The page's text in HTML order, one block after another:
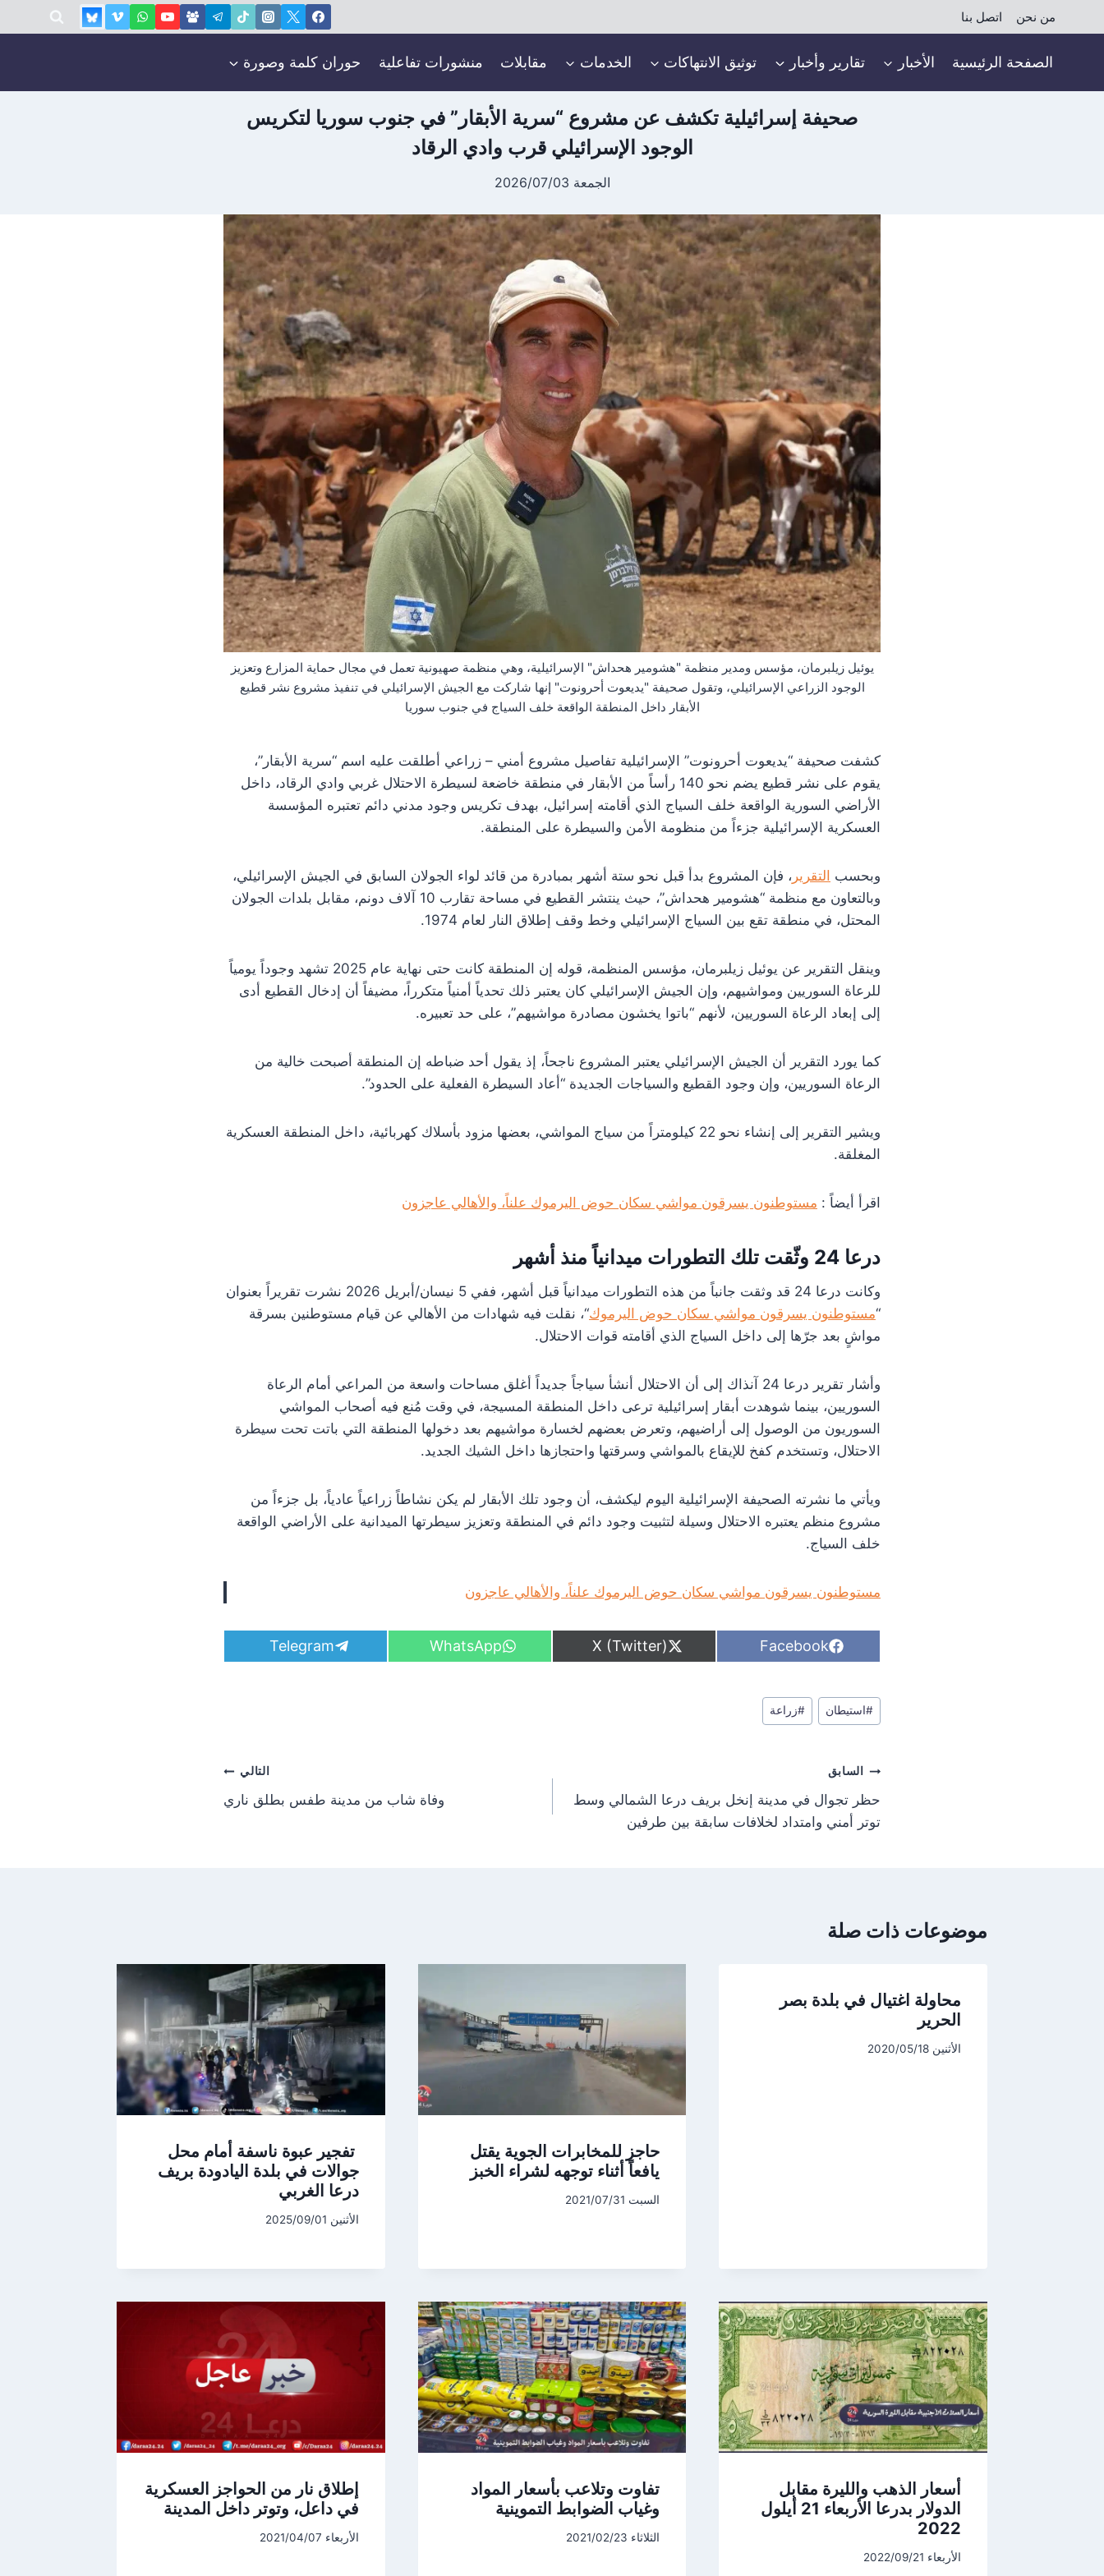
إلى
من نحن اتصل بنا
الصفحة الرئيسية الأخبار تقارير وأخبار توثيق الانتهاكات الخدمات مقابلات منشورات تفاعلية حوران كلمة وصورة
صحيفة إسرائيلية تكشف عن مشروع “سرية الأبقار” في جنوب سوريا لتكريس
الوجود الإسرائيلي قرب وادي الرقاد
الجمعة 2026/07/03
يوئيل زيلبرمان، مؤسس ومدير منظمة "هشومير هحداش" الإسرائيلية، وهي منظمة صهيونية تعمل في مجال حماية المزارع وتعزيز
الوجود الزراعي الإسرائيلي، وتقول صحيفة "يديعوت أحرونوت" إنها شاركت مع الجيش الإسرائيلي في تنفيذ مشروع نشر قطيع
الأبقار داخل المنطقة الواقعة خلف السياج في جنوب سوريا
كشفت صحيفة “يديعوت أحرونوت” الإسرائيلية تفاصيل مشروع أمني – زراعي أطلقت عليه اسم “سرية الأبقار”،
يقوم على نشر قطيع يضم نحو 140 رأساً من الأبقار في منطقة خاضعة لسيطرة الاحتلال غربي وادي الرقاد، داخل
الأراضي السورية الواقعة خلف السياج الذي أقامته إسرائيل، بهدف تكريس وجود مدني دائم تعتبره المؤسسة
العسكرية الإسرائيلية جزءاً من منظومة الأمن والسيطرة على المنطقة.
وبحسب التقرير ، فإن المشروع بدأ قبل نحو ستة أشهر بمبادرة من قائد لواء الجولان السابق في الجيش الإسرائيلي،
وبالتعاون مع منظمة “هشومير هحداش”، حيث ينتشر القطيع في مساحة تقارب 10 آلاف دونم، مقابل بلدات الجولان
المحتل، في منطقة تقع بين السياج الإسرائيلي وخط وقف إطلاق النار لعام 1974.
وينقل التقرير عن يوئيل زيلبرمان، مؤسس المنظمة، قوله إن المنطقة كانت حتى نهاية عام 2025 تشهد وجوداً يومياً
للرعاة السوريين ومواشيهم، وإن الجيش الإسرائيلي كان يعتبر ذلك تحدياً أمنياً متكرراً، مضيفاً أن إدخال القطيع أدى
إلى إبعاد الرعاة السوريين، لأنهم “باتوا يخشون مصادرة مواشيهم”، على حد تعبيره.
كما يورد التقرير أن الجيش الإسرائيلي يعتبر المشروع ناجحاً، إذ يقول أحد ضباطه إن المنطقة أصبحت خالية من
الرعاة السوريين، وإن وجود القطيع والسياجات الجديدة “أعاد السيطرة الفعلية على الحدود”.
ويشير التقرير إلى إنشاء نحو 22 كيلومتراً من سياج المواشي، بعضها مزود بأسلاك كهربائية، داخل المنطقة العسكرية
المغلقة.
اقرأ أيضاً : مستوطنون يسرقون مواشي سكان حوض اليرموك علناً، والأهالي عاجزون
درعا 24 وثّقت تلك التطورات ميدانياً منذ أشهر
وكانت درعا 24 قد وثقت جانباً من هذه التطورات ميدانياً قبل أشهر، ففي 5 نيسان/أبريل 2026 نشرت تقريراً بعنوان
“مستوطنون يسرقون مواشي سكان حوض اليرموك“، نقلت فيه شهادات من الأهالي عن قيام مستوطنين بسرقة
مواشٍ بعد جرّها إلى داخل السياج الذي أقامته قوات الاحتلال.
وأشار تقرير درعا 24 آنذاك إلى أن الاحتلال أنشأ سياجاً جديداً أغلق مساحات واسعة من المراعي أمام الرعاة
السوريين، بينما شوهدت أبقار إسرائيلية ترعى داخل المنطقة المسيجة، في وقت مُنع فيه أصحاب المواشي
السوريون من الوصول إلى أراضيهم، وتعرض بعضهم لخسارة مواشيهم بعد دخولها المنطقة التي باتت تحت سيطرة
الاحتلال، وتستخدم كفخ للإيقاع بالمواشي وسرقتها واحتجازها داخل الشيك الجديد.
ويأتي ما نشرته الصحيفة الإسرائيلية اليوم ليكشف، أن وجود تلك الأبقار لم يكن نشاطاً زراعياً عادياً، بل جزءاً من
مشروع منظم يعتبره الاحتلال وسيلة لتثبيت وجود دائم في المنطقة وتعزيز سيطرتها الميدانية على الأراضي الواقعة
خلف السياج.
مستوطنون يسرقون مواشي سكان حوض اليرموك علناً، والأهالي عاجزون
S
h
o
Facebook
S
h
X (Twitter)
S
h
WhatsApp
S
h
Telegram
وسوم
المقال:
#استيطان #زراعة
تصفّح
المقالات
السابق
حظر تجوال في مدينة إنخل بريف درعا الشمالي وسط
توتر أمني وامتداد لخلافات سابقة بين طرفين
التالي
وفاة شاب من مدينة طفس بطلق ناري
موضوعات ذات صلة
محاولة اغتيال في بلدة بصر
الحرير
الأثنين 2020/05/18
حاجز للمخابرات الجوية يقتل
يافعاً أثناء توجهه لشراء الخبز
السبت 2021/07/31
تفجير عبوة ناسفة أمام محل
جوالات في بلدة اليادودة بريف
درعا الغربي
الأثنين 2025/09/01
أسعار الذهب والليرة مقابل
الدولار بدرعا الأربعاء 21 أيلول
2022
الأربعاء 2022/09/21
تفاوت وتلاعب بأسعار المواد
وغياب الضوابط التموينية
الثلاثاء 2021/02/23
إطلاق نار من الحواجز العسكرية
في داعل، وتوتر داخل المدينة
الأربعاء 2021/04/07